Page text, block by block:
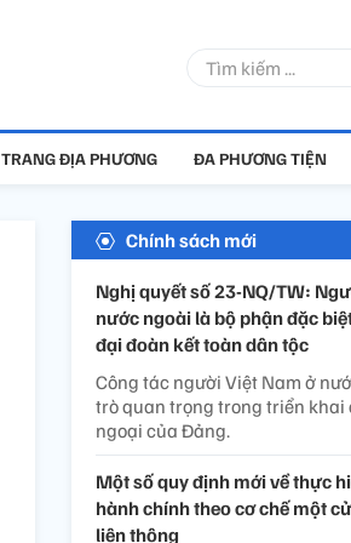
TRANG ĐỊA PHƯƠNG ĐA PHƯƠNG TIỆN
Chính sách mới
Nghị quyết số 23-NQ/TW:
nước ngoài là bộ phận đặc
đại đoàn kết toàn dân tộc
Công tác người Việt Nam ở
trò quan trọng trong triển khai
ngoại của Đảng.
Một số quy định mới về thực
hành chính theo cơ chế một
liên thông